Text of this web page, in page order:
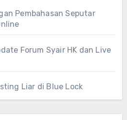
Pembahasan Seputar
Forum Syair HK dan Live
Liar di Blue Lock